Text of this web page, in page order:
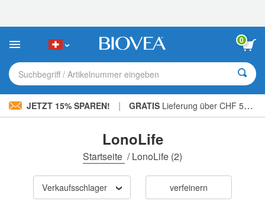
Sie:
Website
ein
Barrierefreiheitssystem.
0
Suchbegriff / Artikelnummer eingeben
JETZT 15% SPAREN! | GRATIS Lieferung über CHF 56.00 »
LonoLife
Startseite /LonoLife (2)
Verkaufsschlager verfeinern